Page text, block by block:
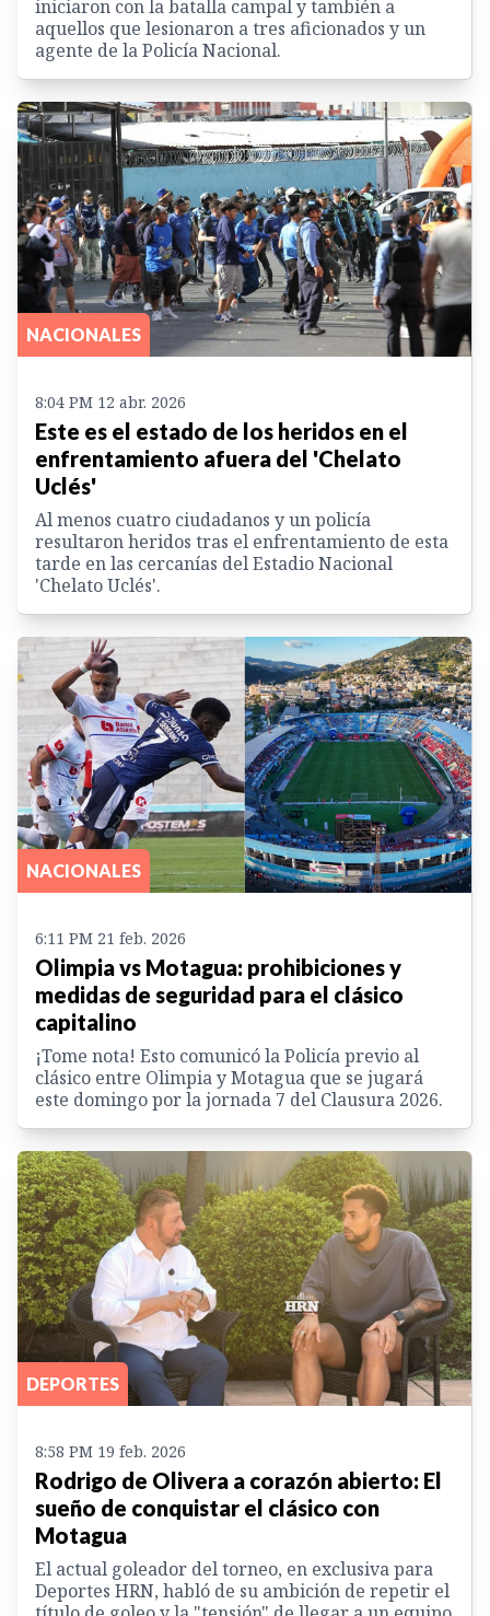
iniciaron con la batalla campal y también a
aquellos que lesionaron a tres aficionados y un
agente de la Policía Nacional.
NACIONALES
8:04 PM 12 abr. 2026
Este es el estado de los heridos en el
enfrentamiento afuera del 'Chelato
Uclés'
Al menos cuatro ciudadanos y un policía
resultaron heridos tras el enfrentamiento de esta
tarde en las cercanías del Estadio Nacional
'Chelato Uclés'.
NACIONALES
6:11 PM 21 feb. 2026
Olimpia vs Motagua: prohibiciones y
medidas de seguridad para el clásico
capitalino
¡Tome nota! Esto comunicó la Policía previo al
clásico entre Olimpia y Motagua que se jugará
este domingo por la jornada 7 del Clausura 2026.
DEPORTES
8:58 PM 19 feb. 2026
Rodrigo de Olivera a corazón abierto: El
sueño de conquistar el clásico con
Motagua
El actual goleador del torneo, en exclusiva para
Deportes HRN, habló de su ambición de repetir el